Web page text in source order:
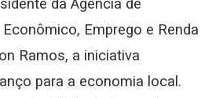
da Agência de
Emprego e Renda
Ramos, a iniciativa
para a economia local.